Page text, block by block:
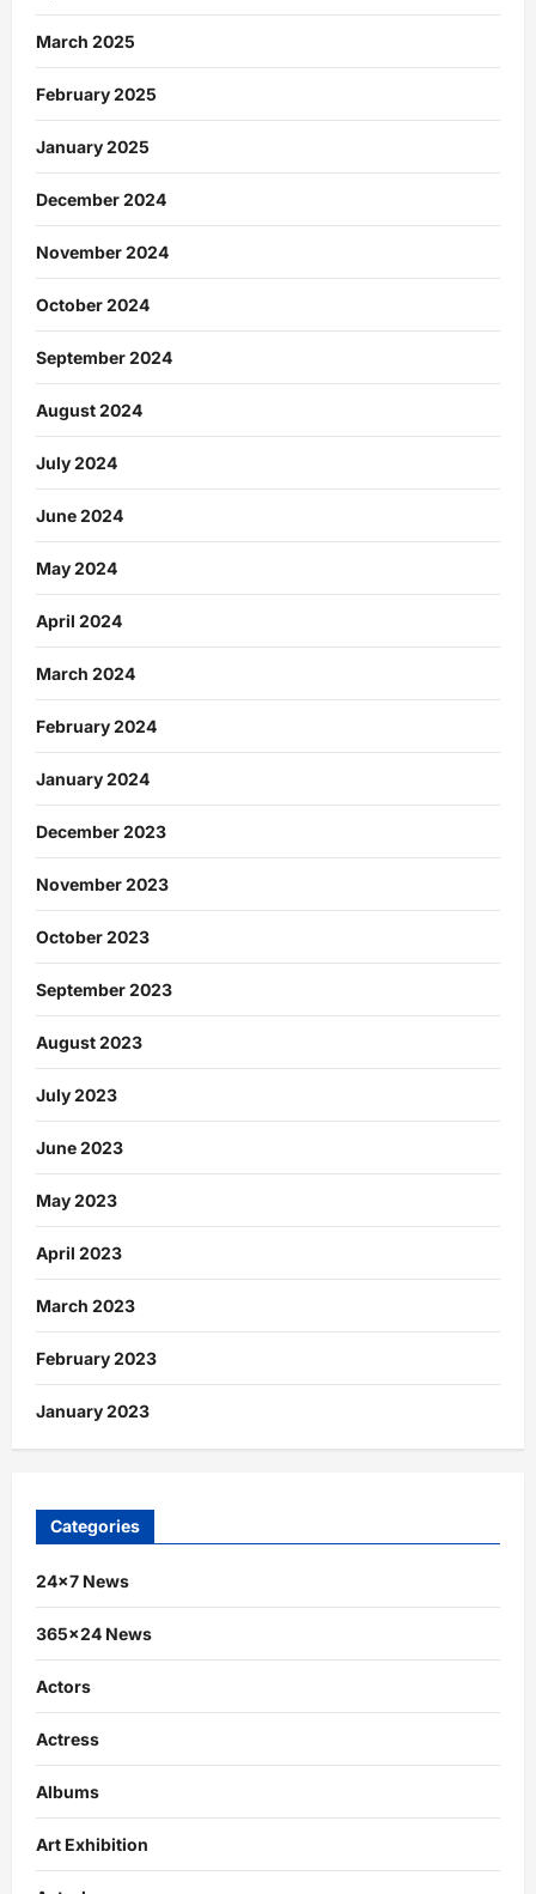
March 2025
February 2025
January 2025
December 2024
November 2024
October 2024
September 2024
August 2024
July 2024
June 2024
May 2024
April 2024
March 2024
February 2024
January 2024
December 2023
November 2023
October 2023
September 2023
August 2023
July 2023
June 2023
May 2023
April 2023
March 2023
February 2023
January 2023
Categories
24×7 News
365×24 News
Actors
Actress
Albums
Art Exhibition